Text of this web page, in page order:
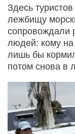
Здесь
лежбищу
сопровождали
людей: кому на
лишь бы
потом снова в